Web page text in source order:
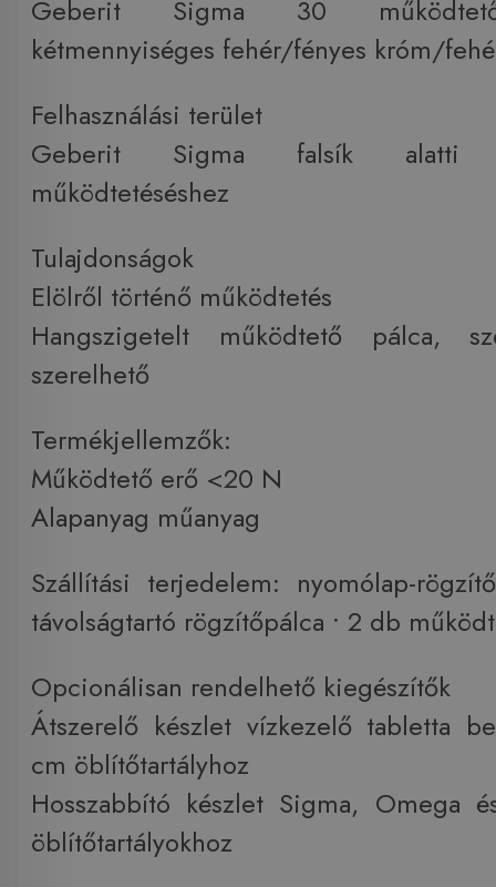
Geberit Sigma 30
kétmennyiséges fehér/fényes króm/
Felhasználási terület
Geberit Sigma falsík alatti
működtetéséshez
Tulajdonságok
Elölről történő működtetés
Hangszigetelt működtető pálca,
szerelhető
Termékjellemzők:
Működtető erő <20 N
Alapanyag műanyag
Szállítási terjedelem: nyomólap-
távolságtartó rögzítőpálca • 2 db
Opcionálisan rendelhető kiegészítők
Átszerelő készlet vízkezelő tabletta
cm öblítőtartályhoz
Hosszabbító készlet Sigma, Omega
öblítőtartályokhoz